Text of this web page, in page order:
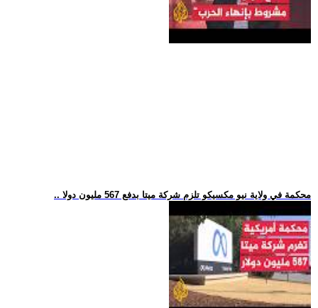
.. محكمة في ولاية نيو مكسيكو تلزم شركة ميتا بدفع 567 مليون دولا